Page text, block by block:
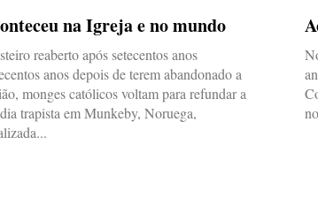
na Igreja e no mundo
reaberto após setecentos anos
anos depois de terem abandonado a
monges católicos voltam para refundar a
trapista em Munkeby, Noruega,